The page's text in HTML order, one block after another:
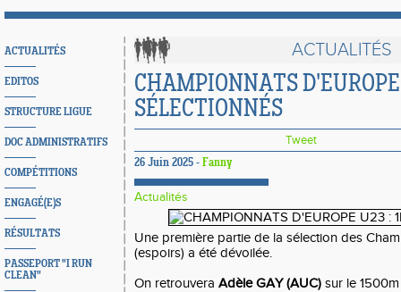
ACTUALITÉS
EDITOS
STRUCTURE LIGUE
DOC ADMINISTRATIFS
COMPÉTITIONS
ENGAGÉ(E)S
RÉSULTATS
PASSEPORT "I RUN
CLEAN"
ACTUALITÉS
CHAMPIONNATS
SÉLECTIONNÉS
Tweet
26 Juin 2025 - Fanny
Actualités
Une première partie de la sélection des
(espoirs) a été dévoilée.
On retrouvera Adèle GAY (AUC) sur le